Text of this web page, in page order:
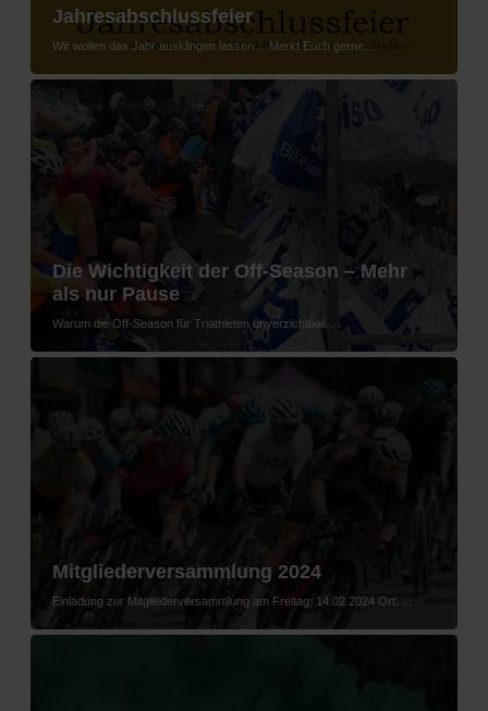
Jahresabschlussfeier
Wir wollen das Jahr ausklingen lassen …Merkt Euch gerne...
Die Wichtigkeit der Off-Season – Mehr
als nur Pause
Warum die Off-Season für Triathleten unverzichtbar...
Mitgliederversammlung 2024
Einladung zur Mitgliederversammlung am Freitag, 14.02.2024 Ort: ...